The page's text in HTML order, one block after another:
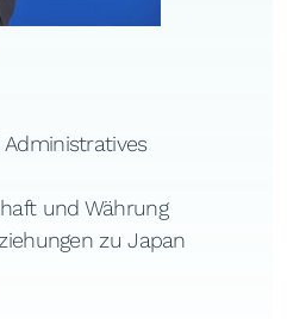
und Währung
zu Japan